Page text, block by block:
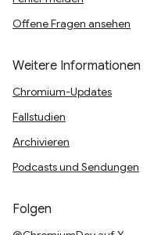
Offene Fragen ansehen
Weitere Informationen
Chromium-Updates
Fallstudien
Archivieren
Podcasts und Sendungen
Folgen